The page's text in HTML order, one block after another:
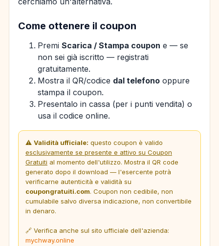
Come ottenere il coupon
Premi Scarica / Stampa coupon e — se
non sei già iscritto — registrati
gratuitamente.
Mostra il QR/codice dal telefono oppure
stampa il coupon.
Presentalo in cassa (per i punti vendita) o
usa il codice online.
⚠️ Validità ufficiale: questo coupon è valido
esclusivamente se presente e attivo su Coupon
Gratuiti al momento dell'utilizzo. Mostra il QR code
generato dopo il download — l'esercente potrà
verificarne autenticità e validità su
coupongratuiti.com. Coupon non cedibile, non
cumulabile salvo diversa indicazione, non convertibile
in denaro.
🔗 Verifica anche sul sito ufficiale dell'azienda:
mychway.online